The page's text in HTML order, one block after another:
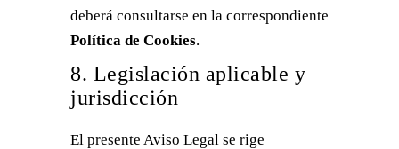
deberá consultarse en la correspondiente
Política de Cookies.
8. Legislación aplicable y
jurisdicción
El presente Aviso Legal se rige